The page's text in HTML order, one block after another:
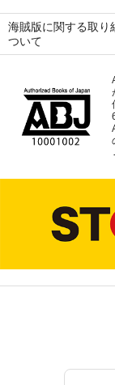
海賊版に関する取り
ついて